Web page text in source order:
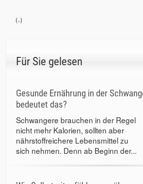
(..)
Für Sie gelesen
Gesunde Ernährung in der
bedeutet das?
Schwangere brauchen in der Regel
nicht mehr Kalorien, sollten aber
nährstoffreichere Lebensmittel zu
sich nehmen. Denn ab Beginn der...